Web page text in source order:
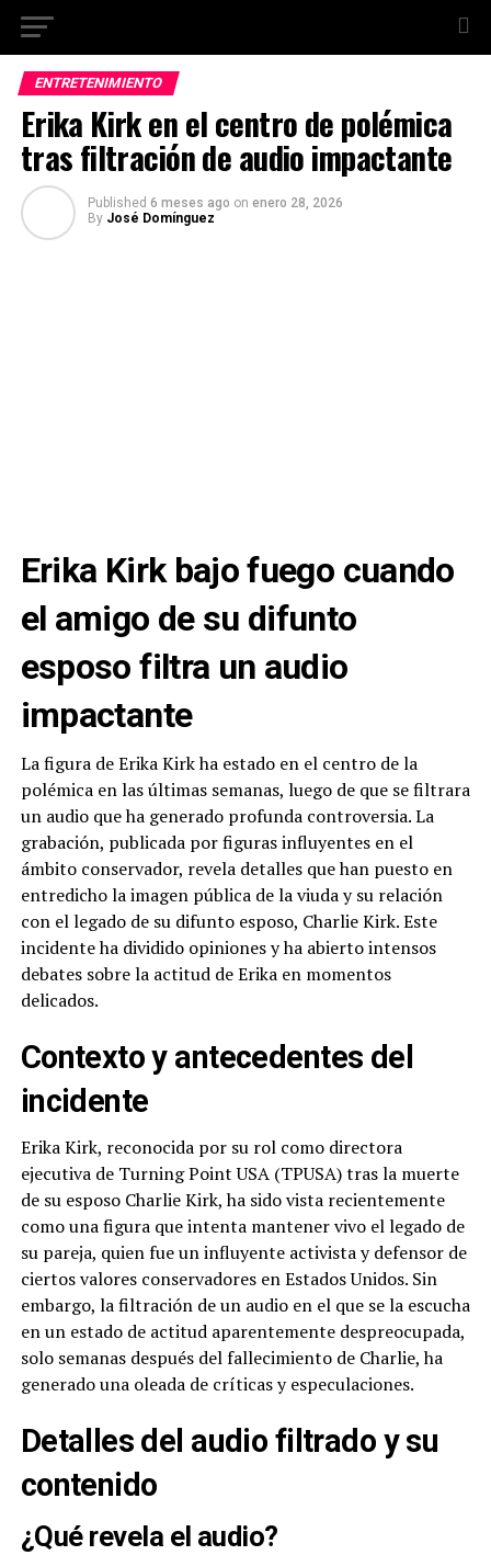
ENTRETENIMIENTO
Erika Kirk en el centro de polémica
tras filtración de audio impactante
Published 6 meses ago on enero 28, 2026
By José Domínguez
Erika Kirk bajo fuego cuando
el amigo de su difunto
esposo filtra un audio
impactante
La figura de Erika Kirk ha estado en el centro de la
polémica en las últimas semanas, luego de que se filtrara
un audio que ha generado profunda controversia. La
grabación, publicada por figuras influyentes en el
ámbito conservador, revela detalles que han puesto en
entredicho la imagen pública de la viuda y su relación
con el legado de su difunto esposo, Charlie Kirk. Este
incidente ha dividido opiniones y ha abierto intensos
debates sobre la actitud de Erika en momentos
delicados.
Contexto y antecedentes del
incidente
Erika Kirk, reconocida por su rol como directora
ejecutiva de Turning Point USA (TPUSA) tras la muerte
de su esposo Charlie Kirk, ha sido vista recientemente
como una figura que intenta mantener vivo el legado de
su pareja, quien fue un influyente activista y defensor de
ciertos valores conservadores en Estados Unidos. Sin
embargo, la filtración de un audio en el que se la escucha
en un estado de actitud aparentemente despreocupada,
solo semanas después del fallecimiento de Charlie, ha
generado una oleada de críticas y especulaciones.
Detalles del audio filtrado y su
contenido
¿Qué revela el audio?